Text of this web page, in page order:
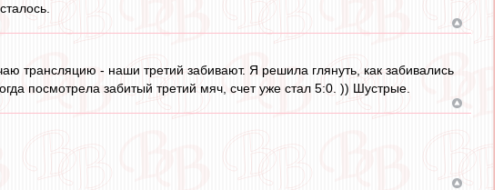
трансляцию - наши третий забивают. Я решила глянуть, как забивались
посмотрела забитый третий мяч, счет уже стал 5:0. )) Шустрые.